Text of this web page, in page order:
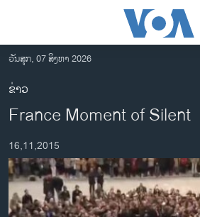
ເຂົ້າ
ຫາ
ຂ້າມ
ຂ້າມ
ໄປ
ຫາ
ຊອກ
ຄົ້ນ
ອາເມຣິກາ
ການເລືອກຕັ້ງ ປະທານາທີບໍດີ ສະຫະລັດ 2024
ຂ່າວ​ຈີນ
ໂລກ
ວັນສຸກ, 07 ສິງຫາ 2026
ຂ່າວ
France Moment of Silent
16,11,2015